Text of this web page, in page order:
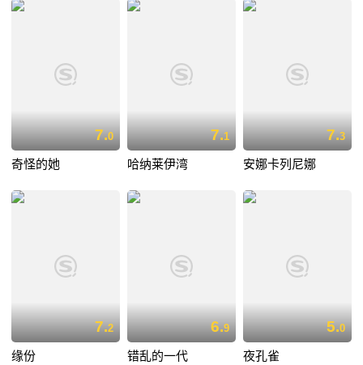
7.0
奇怪的她
7.1
哈纳莱伊湾
7.3
安娜卡列尼娜
7.2
缘份
6.9
错乱的一代
5.0
夜孔雀